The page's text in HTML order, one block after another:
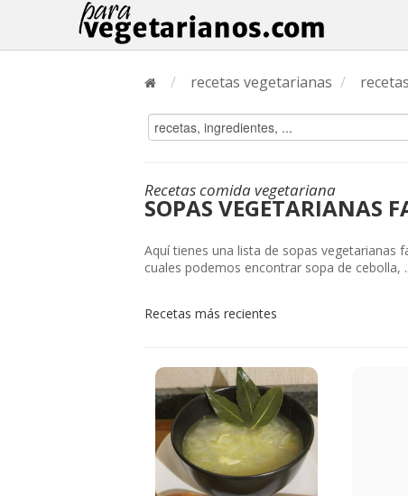
/ recetas vegetarianas /
Recetas comida vegetariana
SOPAS VEGETARIANAS
Aquí tienes una lista de sopas vegetarianas
cuales podemos encontrar sopa de cebolla,
Recetas más recientes